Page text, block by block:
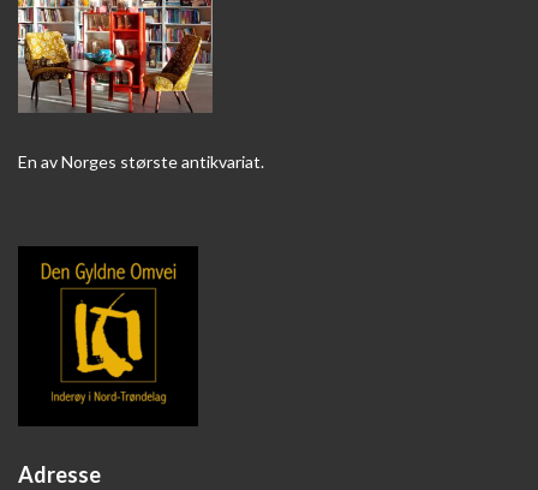
En av Norges største antikvariat.
Adresse